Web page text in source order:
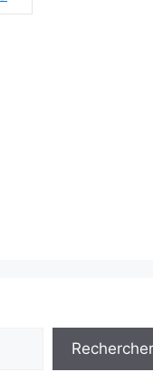
Rechercher